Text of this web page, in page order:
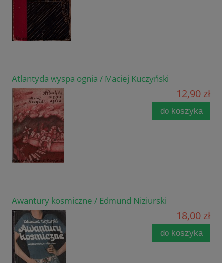
Atlantyda wyspa ognia / Maciej Kuczyński
12,90 zł
do koszyka
Awantury kosmiczne / Edmund Niziurski
18,00 zł
do koszyka